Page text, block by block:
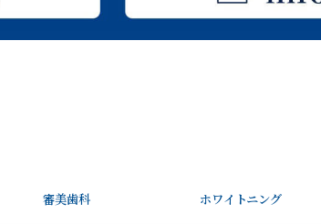
審美歯科 ホワイトニング